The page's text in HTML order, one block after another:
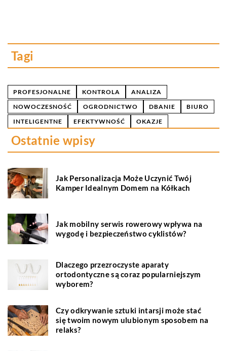
Tagi
PROFESJONALNE KONTROLA
ANALIZA
NOWOCZESNOŚĆ
OGRODNICTWO DBANIE
BIURO
INTELIGENTNE
EFEKTYWNOŚĆ OKAZJE
Ostatnie wpisy
Jak Personalizacja Może Uczynić Twój
Kamper Idealnym Domem na Kółkach
Jak mobilny serwis rowerowy wpływa na
wygodę i bezpieczeństwo cyklistów?
Dlaczego przezroczyste aparaty
ortodontyczne są coraz popularniejszym
wyborem?
Czy odkrywanie sztuki intarsji może stać
się twoim nowym ulubionym sposobem na
relaks?